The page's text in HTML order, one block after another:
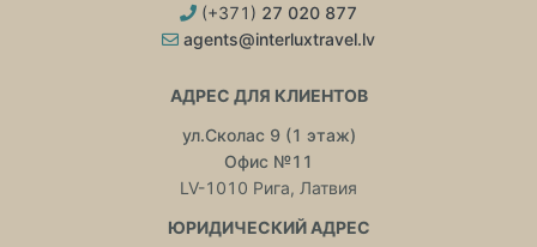
(+371) 27 020 877
agents@interluxtravel.lv
АДРЕС ДЛЯ КЛИЕНТОВ
ул.Сколас 9 (1 этаж)
Офис №11
LV-1010 Рига, Латвия
ЮРИДИЧЕСКИЙ АДРЕС